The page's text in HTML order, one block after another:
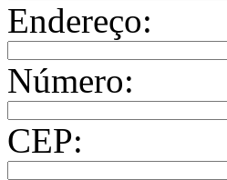
Endereço:
Número:
CEP: